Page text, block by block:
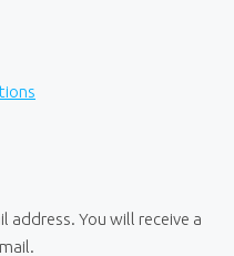
address. You will receive a